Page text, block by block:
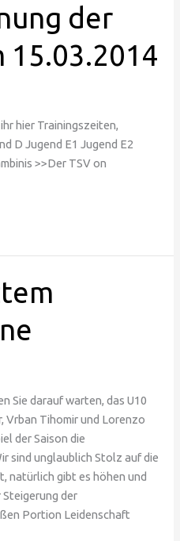
der
15.03.2014
hier Trainingszeiten,
D Jugend E1 Jugend E2
>>Der TSV on
Sie darauf warten, das U10
Vrban Tihomir und Lorenzo
der Saison die
sind unglaublich Stolz auf die
natürlich gibt es höhen und
der
Portion Leidenschaft